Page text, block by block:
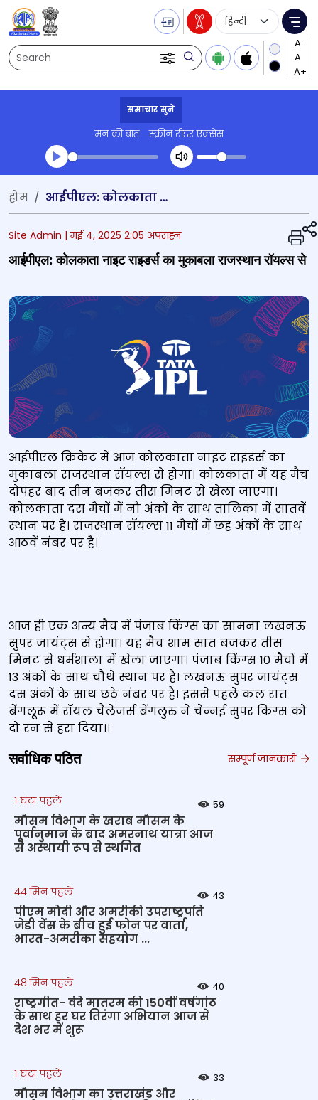
Search
Language
समाचार सुनें
मन की बात स्क्रीन रीडर एक्सेस
Transcript summary
होम आईपीएल: कोलकाता नाइट राइडर्स का मुकाबला राजस्थान रॉयल्स से
Site Admin |मई 4, 2025 2:05 अपराह्न
आईपीएल: कोलकाता नाइट राइडर्स का मुकाबला राजस्थान रॉयल्स से
आईपीएल क्रिकेट में आज कोलकाता नाइट राइडर्स का
मुकाबला राजस्थान रॉयल्स से होगा। कोलकाता में यह मैच
दोपहर बाद तीन बजकर तीस मिनट से खेला जाएगा।
कोलकाता दस मैचों में नौ अंकों के साथ तालिका में सातवें
स्थान पर है। राजस्थान रॉयल्स 11 मैचों में छह अंकों के साथ
आठवें नंबर पर है।
आज ही एक अन्य मैच में पंजाब किंग्स का सामना लखनऊ
सुपर जायंट्स से होगा। यह मैच शाम सात बजकर तीस
मिनट से धर्मशाला में खेला जाएगा। पंजाब किंग्स 10 मैचों में
13 अंकों के साथ चौथे स्थान पर है। लखनऊ सुपर जायंट्स
दस अंकों के साथ छठे नंबर पर है। इससे पहले कल रात
बेंगलूरू में रॉयल चैलेंजर्स बेंगलुरु ने चेन्नई सुपर किंग्स को
दो रन से हरा दिया।।
सर्वाधिक पठित सम्पूर्ण जानकारी
1 घंटा पहले 59
मौसम विभाग के खराब मौसम के
पूर्वानुमान के बाद अमरनाथ यात्रा आज
से अस्थायी रूप से स्थगित
44 मिन पहले 43
पीएम मोदी और अमरीकी उपराष्ट्रपति
जेडी वेंस के बीच हुई फोन पर वार्ता,
भारत-अमरीका सहयोग ...
48 मिन पहले 40
राष्ट्रगीत- वंदे मातरम की 150वीं वर्षगांठ
के साथ हर घर तिरंगा अभियान आज से
देश भर में शुरू
1 घंटा पहले 33
मौसम विभाग का उत्तराखंड और